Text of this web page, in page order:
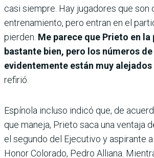
casi siempre. Hay jugadores que son
entrenamiento, pero entran en el
pierden. Me parece que Prieto en la
bastante bien, pero los números
evidentemente están muy alejados
refirió.
Espínola incluso indicó que, de
que maneja, Prieto saca una ventaja
el segundo del Ejecutivo y aspirante
Honor Colorado, Pedro Alliana.